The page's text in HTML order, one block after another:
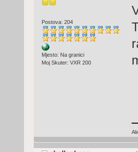
Postova: 204
Mjesto: Na granici
Moj Skuter: VXR 200